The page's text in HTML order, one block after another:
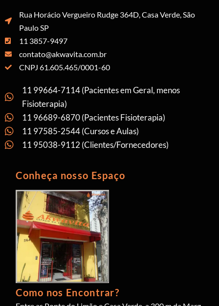
Rua Horácio Vergueiro Rudge 364D, Casa Verde, São
Paulo SP
11 3857-9497
contato@akwavita.com.br
CNPJ 61.605.465/0001-60
11 99664-7114 (Pacientes em Geral, menos
Fisioterapia)
11 96689-6870 (Pacientes Fisioterapia)
11 97585-2544 (Cursos e Aulas)
11 95038-9112 (Clientes/Fornecedores)
Conheça nosso Espaço
Como nos Encontrar?